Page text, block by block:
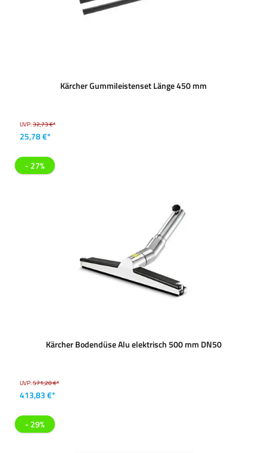
Kärcher Gummileistenset Länge 450 mm
UVP:32,73 €*
25,78 €*
- 27%
Kärcher Bodendüse Alu elektrisch 500 mm DN50
UVP:571,20 €*
413,83 €*
- 29%